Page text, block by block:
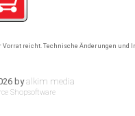
Vorrat reicht. Technische Änderungen und
byalkim media
Shopsoftware